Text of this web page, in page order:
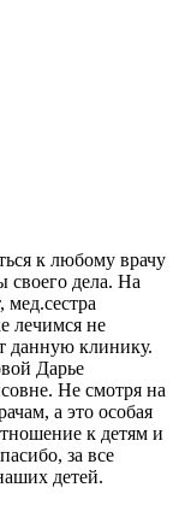
к любому врачу
своего дела. На
мед.сестра
лечимся не
данную клинику.
Дарье
Не смотря на
а это особая
к детям и
за все
детей.